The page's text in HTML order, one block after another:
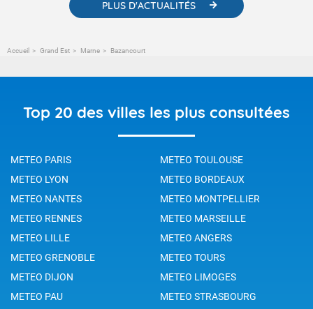
PLUS D'ACTUALITÉS
Accueil Grand Est Marne Bazancourt
Top 20 des villes les plus consultées
METEO PARIS
METEO TOULOUSE
METEO LYON
METEO BORDEAUX
METEO NANTES
METEO MONTPELLIER
METEO RENNES
METEO MARSEILLE
METEO LILLE
METEO ANGERS
METEO GRENOBLE
METEO TOURS
METEO DIJON
METEO LIMOGES
METEO PAU
METEO STRASBOURG